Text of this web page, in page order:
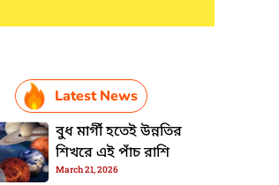
HTML / JS Code
Latest News
বুধ মার্গী হতেই উন্নতির
শিখরে এই পাঁচ রাশি
March 21, 2026